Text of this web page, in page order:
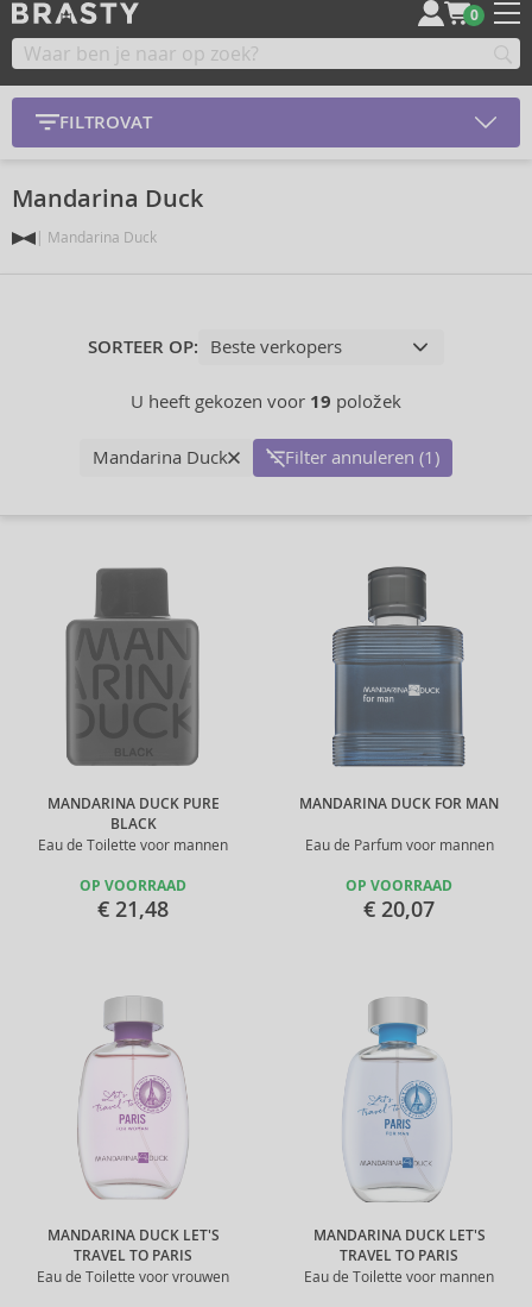
0
FILTROVAT
Mandarina Duck
Mandarina Duck
SORTEER OP:
U heeft gekozen voor 19 položek
Mandarina Duck Filter annuleren (1)
MANDARINA DUCK PURE
BLACK
Eau de Toilette voor mannen
OP VOORRAAD
€ 21,48
MANDARINA DUCK FOR MAN
Eau de Parfum voor mannen
OP VOORRAAD
€ 20,07
MANDARINA DUCK LET'S
TRAVEL TO PARIS
Eau de Toilette voor vrouwen
MANDARINA DUCK LET'S
TRAVEL TO PARIS
Eau de Toilette voor mannen